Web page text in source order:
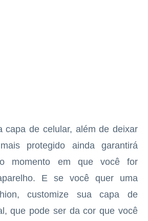
capa de celular, além de deixar
protegido ainda garantirá
momento em que você for
E se você quer uma
customize sua capa de
que pode ser da cor que você